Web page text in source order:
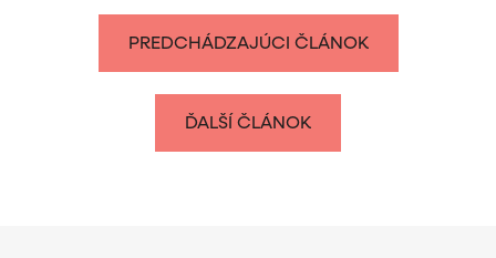
PREDCHÁDZAJÚCI ČLÁNOK
ĎALŠÍ ČLÁNOK